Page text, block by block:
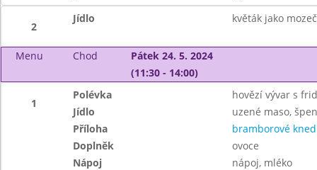
2
Jídlo květák jako
Menu Chod
Pátek 24. 5. 2024
(11:30 - 14:00)
1
Polévka
hovězí vývar s
Jídlo
uzené maso,
Příloha
bramborové
Doplněk
ovoce
Nápoj
nápoj, mléko